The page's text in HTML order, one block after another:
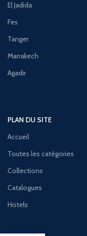
El Jadida
Fes
Tanger
Marrakech
Agadir
PLAN DU SITE
Accueil
Toutes les catégories
Collections
Catalogues
Hotels